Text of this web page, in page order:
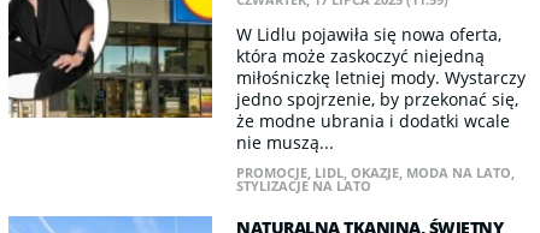
W Lidlu pojawiła się nowa oferta,
która może zaskoczyć niejedną
miłośniczkę letniej mody. Wystarczy
jedno spojrzenie, by przekonać się,
że modne ubrania i dodatki wcale
nie muszą...
PROMOCJE, LIDL,OKAZJE, MODA NA LATO,
STYLIZACJE NA LATO
NATURALNA TKANINA, ŚWIETNY